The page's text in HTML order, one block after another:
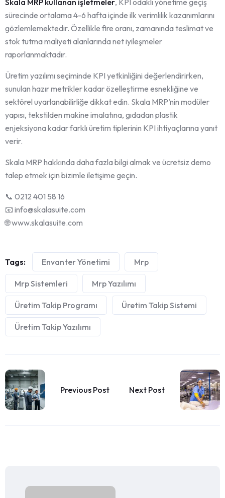
sürecinde ortalama 4-6 hafta içinde ilk verimlilik kazanımlarını
gözlemlemektedir. Özellikle fire oranı, zamanında teslimat ve
stok tutma maliyeti alanlarında net iyileşmeler
raporlanmaktadır.
Üretim yazılımı seçiminde KPI yetkinliğini değerlendirirken,
sunulan hazır metrikler kadar özelleştirme esnekliğine ve
sektörel uyarlanabilirliğe dikkat edin. Skala MRP’nin modüler
yapısı, tekstilden makine imalatına, gıdadan plastik
enjeksiyona kadar farklı üretim tiplerinin KPI ihtiyaçlarına yanıt
verir.
Skala MRP hakkında daha fazla bilgi almak ve ücretsiz demo
talep etmek için bizimle iletişime geçin.
📞 0212 401 58 16
📧 info@skalasuite.com
🌐 www.skalasuite.com
Tags: Envanter Yönetimi Mrp
Mrp Sistemleri Mrp Yazılımı
Üretim Takip Programı Üretim Takip Sistemi
Üretim Takip Yazılımı
Previous Post Next Post